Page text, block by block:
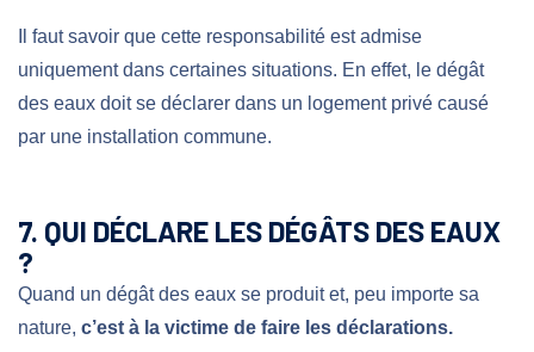
Il faut savoir que cette responsabilité est admise
uniquement dans certaines situations. En effet, le dégât
des eaux doit se déclarer dans un logement privé causé
par une installation commune.
7. QUI DÉCLARE LES DÉGÂTS DES EAUX
?
Quand un dégât des eaux se produit et, peu importe sa
nature, c’est à la victime de faire les déclarations.